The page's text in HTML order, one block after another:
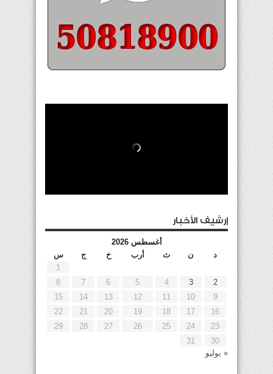
إرشيف الأخبار
أغسطس 2026
د
ن ث أرب خ ج
س
1
2
3
4
5
6
7
8
9
10
11
12
13
14
15
16
17
18
19
20
21
22
23
24
25
26
27
28
29
30
31
« يوليو